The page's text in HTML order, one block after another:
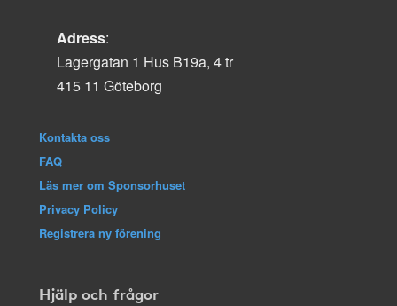
Adress:
Lagergatan 1 Hus B19a, 4 tr
415 11 Göteborg
Kontakta oss
FAQ
Läs mer om Sponsorhuset
Privacy Policy
Registrera ny förening
Hjälp och frågor